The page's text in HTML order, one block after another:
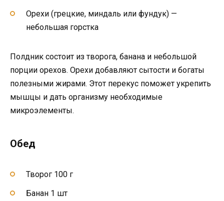
Орехи (грецкие, миндаль или фундук) —
небольшая горстка
Полдник состоит из творога, банана и небольшой
порции орехов. Орехи добавляют сытости и богаты
полезными жирами. Этот перекус поможет укрепить
мышцы и дать организму необходимые
микроэлементы.
Обед
Творог 100 г
Банан 1 шт